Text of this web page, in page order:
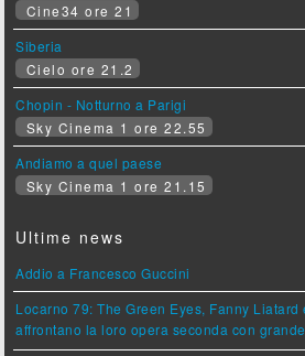
Cine34 ore 21
Siberia
Cielo ore 21.2
Chopin - Notturno a Parigi
Sky Cinema 1 ore 22.55
Andiamo a quel paese
Sky Cinema 1 ore 21.15
Ultime news
Addio a Francesco Guccini
Locarno 79: The Green Eyes, Fanny Liatard
affrontano la loro opera seconda con